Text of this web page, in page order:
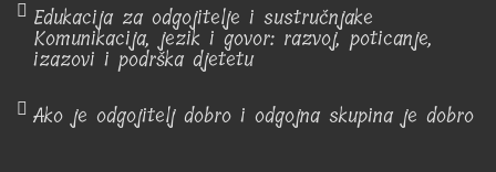
Edukacija za odgojitelje i sustručnjake
Komunikacija, jezik i govor: razvoj, poticanje,
izazovi i podrška djetetu
Ako je odgojitelj dobro i odgojna skupina je dobro